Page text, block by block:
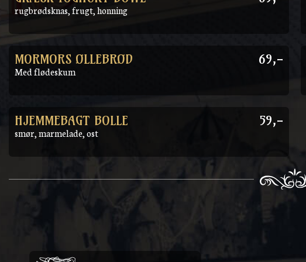
rugbrødsknas, frugt, honning
MORMORS ØLLEBRØD
Med flødeskum
69,-
HJEMMEBAGT BOLLE
smør, marmelade, ost
59,-